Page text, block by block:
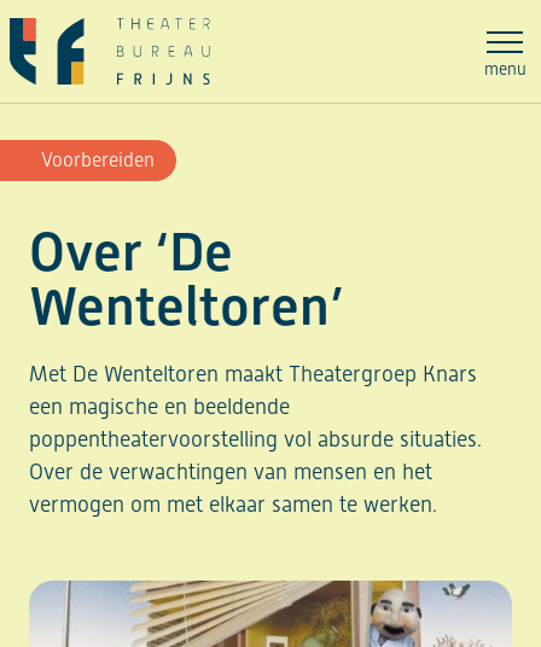
Ga
naar
de
inhoud
menu
Over ‘De
Wenteltoren’
Met De Wenteltoren maakt Theatergroep Knars
een magische en beeldende
poppentheatervoorstelling vol absurde situaties.
Over de verwachtingen van mensen en het
vermogen om met elkaar samen te werken.
Voorbereiden